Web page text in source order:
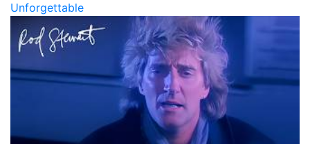
Unforgettable